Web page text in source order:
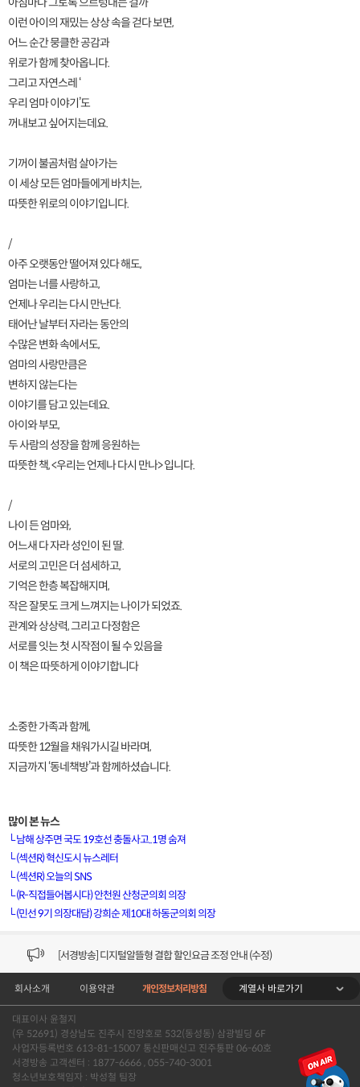
이런 아이의 재밌는 상상 속을 걷다 보면,
어느 순간 뭉클한 공감과
위로가 함께 찾아옵니다.
그리고 자연스레 ‘
우리 엄마 이야기’도
꺼내보고 싶어지는데요.
기꺼이 불곰처럼 살아가는
이 세상 모든 엄마들에게 바치는,
따뜻한 위로의 이야기입니다.
/
아주 오랫동안 떨어져 있다 해도,
엄마는 너를 사랑하고,
언제나 우리는 다시 만난다.
태어난 날부터 자라는 동안의
수많은 변화 속에서도,
엄마의 사랑만큼은
변하지 않는다는
이야기를 담고 있는데요.
아이와 부모,
두 사람의 성장을 함께 응원하는
따뜻한 책, <우리는 언제나 다시 만나> 입니다.
/
나이 든 엄마와,
어느새 다 자라 성인이 된 딸.
서로의 고민은 더 섬세하고,
기억은 한층 복잡해지며,
작은 잘못도 크게 느껴지는 나이가 되었죠.
관계와 상상력, 그리고 다정함은
서로를 잇는 첫 시작점이 될 수 있음을
이 책은 따뜻하게 이야기합니다
소중한 가족과 함께,
따뜻한 12월을 채워가시길 바라며,
지금까지 ‘동네책방’과 함께하셨습니다.
많이 본 뉴스
└남해 상주면 국도 19호선 충돌사고..1명 숨져
└(섹션R) 혁신도시 뉴스레터
└(섹션R) 오늘의 SNS
└(R-직접들어봅시다) 안천원 산청군의회 의장
└(민선 9기 의장대담) 강희순 제10대 하동군의회 의장
[VOD공지] 청춘초이스 이용금액 변경 안내
[서경방송] 일부 채널편성 변경 안내의 건 (7/22)
[서경방송] 디지털알뜰형 결합 할인요금 조정 안내 (수정)
[공지] 개인정보처리방침 (Ver2.15) 개정의 건 (7/1)
[서경방송] 일부 채널편성 변경 안내의 건 (7/1)
[VOD공지] 청춘초이스 이용금액 변경 안내
회사소개 이용약관 개인정보처리방침 계열사 바로가기
대표이사 윤철지
(우 52691) 경상남도 진주시 진양호로 532(동성동) 삼광빌딩 6F
사업자등록번호 613-81-15007 통신판매신고 진주통판 06-60호
서경방송 고객센터 : 1877-6666 , 055-740-3001
청소년보호책임자 : 박성철 팀장